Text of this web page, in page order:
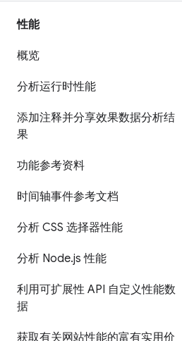
性能
概览
分析运行时性能
添加注释并分享效果数据分析结
果
功能参考资料
时间轴事件参考文档
分析 CSS 选择器性能
分析 Node.js 性能
利用可扩展性 API 自定义性能数
据
获取有关网站性能的富有实用价